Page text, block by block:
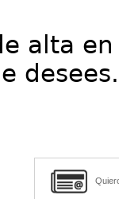
alta
desees.